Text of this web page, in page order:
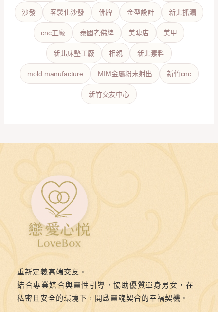
沙發 客製化沙發 佛牌 金型設計 新北抓漏
cnc工廠 泰國老佛牌 美睫店 美甲
新北床墊工廠 相親 新北素料
mold manufacture MIM金屬粉末射出 新竹cnc
新竹交友中心
重新定義高端交友。
結合專業媒合與靈性引導，協助優質單身男女，在
私密且安全的環境下，開啟靈魂契合的幸福契機。